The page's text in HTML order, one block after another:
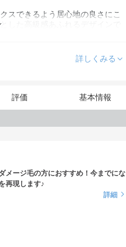
スできるよう居心地の良さにこ
した高級感あふれるデザインで
詳しくみる
評価 基本情報
メージ毛の方におすすめ！今までにな
再現します♪
詳細